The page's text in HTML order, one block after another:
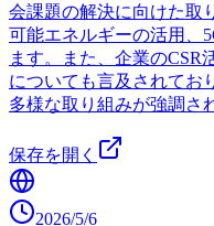
会課題の解決に向けた取
可能エネルギーの活用、
ます。また、企業のCSR
についても言及されてお
多様な取り組みが強調さ
保存を開く
2026/5/6